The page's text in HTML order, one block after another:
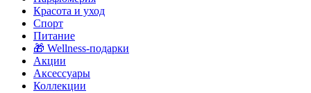
Красота и уход
Спорт
Питание
🎁 Wellness-подарки
Акции
Аксессуары
Коллекции